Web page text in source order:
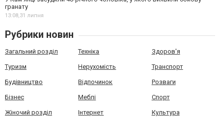
гранату
13:08,31 липня
Рубрики новин
Загальний розділ Техніка Здоров'я
Туризм Нерухомість Транспорт
Будівництво Відпочинок Розваги
Бізнес Меблі Спорт
Жіночий розділ Інтернет Культура